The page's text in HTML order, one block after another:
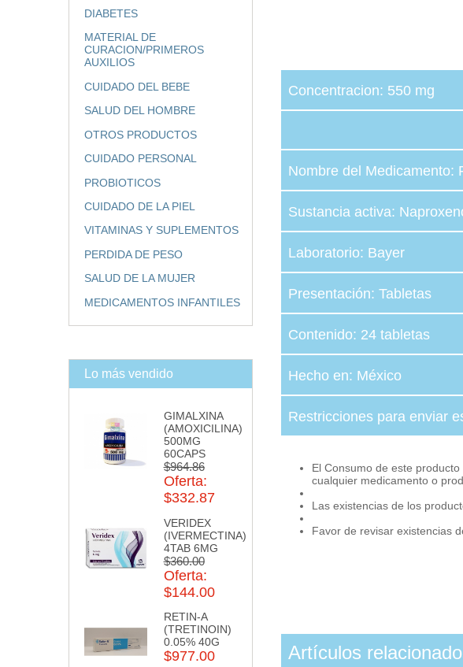
DIABETES
MATERIAL DE
CURACION/PRIMEROS
AUXILIOS
CUIDADO DEL BEBE
SALUD DEL HOMBRE
OTROS PRODUCTOS
CUIDADO PERSONAL
PROBIOTICOS
CUIDADO DE LA PIEL
VITAMINAS Y SUPLEMENTOS
PERDIDA DE PESO
SALUD DE LA MUJER
MEDICAMENTOS INFANTILES
Lo más vendido
GIMALXINA
(AMOXICILINA)
500MG
60CAPS
$964.86
Oferta:
$332.87
VERIDEX
(IVERMECTINA)
4TAB 6MG
$360.00
Oferta:
$144.00
RETIN-A
(TRETINOIN)
0.05% 40G
$977.00
Concentracion: 550 mg
Nombre del Medicamento:
Sustancia activa:
Laboratorio: Bayer
Presentación: Tabletas
Contenido: 24 tabletas
Hecho en: México
Restricciones para enviar
El Consumo de este
cualquier medicamento o
Las existencias de los
Favor de revisar existencias
Artículos